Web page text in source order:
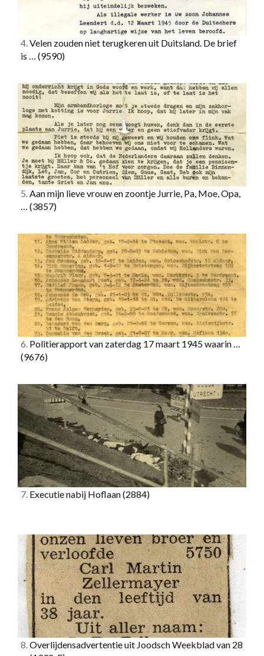
4.Velen zouden niet terugkeren uit Duitsland. De brief
is … (9590)
5.Aan mijn lieve vrouw en zoontje Jurrie, Pa, Moe, Opa,
… (3857)
6. Politierapport van zaterdag 17 maart 1945 waarin …
(9676)
7. Executie nabij Hoflaan(2884)
8.Overlijdensadvertentie uit Joodsch Weekblad van 28